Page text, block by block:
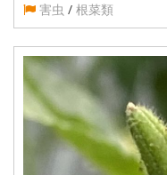
害虫 / 根菜類